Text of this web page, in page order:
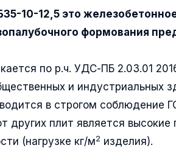
10-12,5 это
формования
по р.ч. УДС-ПБ 2.03.01
и индустриальных
в строгом соблюдение
плит является высокие
(нагрузке кг/м2 изделия).